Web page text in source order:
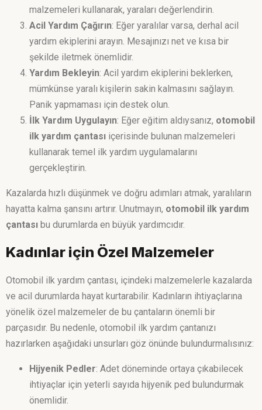
malzemeleri kullanarak, yaraları değerlendirin.
Acil Yardım Çağırın: Eğer yaralılar varsa, derhal acil
yardım ekiplerini arayın. Mesajınızı net ve kısa bir
şekilde iletmek önemlidir.
Yardım Bekleyin: Acil yardım ekiplerini beklerken,
mümkünse yaralı kişilerin sakin kalmasını sağlayın.
Panik yapmaması için destek olun.
İlk Yardım Uygulayın: Eğer eğitim aldıysanız, otomobil
ilk yardım çantası içerisinde bulunan malzemeleri
kullanarak temel ilk yardım uygulamalarını
gerçekleştirin.
Kazalarda hızlı düşünmek ve doğru adımları atmak, yaralıların
hayatta kalma şansını artırır. Unutmayın, otomobil ilk yardım
çantası bu durumlarda en büyük yardımcıdır.
Kadınlar için Özel Malzemeler
Otomobil ilk yardım çantası, içindeki malzemelerle kazalarda
ve acil durumlarda hayat kurtarabilir. Kadınların ihtiyaçlarına
yönelik özel malzemeler de bu çantaların önemli bir
parçasıdır. Bu nedenle, otomobil ilk yardım çantanızı
hazırlarken aşağıdaki unsurları göz önünde bulundurmalısınız:
Hijyenik Pedler: Adet döneminde ortaya çıkabilecek
ihtiyaçlar için yeterli sayıda hijyenik ped bulundurmak
önemlidir.